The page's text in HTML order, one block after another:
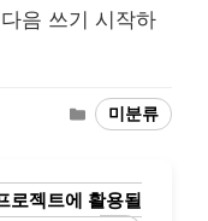
음 쓰기 시작하
Categories
미분류
로젝트에 활용될